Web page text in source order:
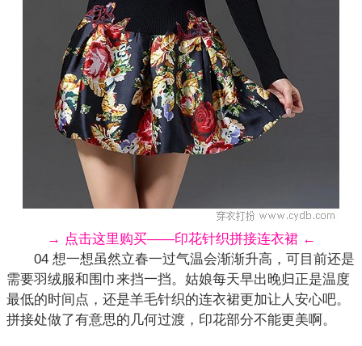
→ 点击这里购买——印花针织拼接连衣裙 ←
04 想一想虽然立春一过气温会渐渐升高，可目前还是
需要羽绒服和围巾来挡一挡。姑娘每天早出晚归正是温度
最低的时间点，还是羊毛针织的连衣裙更加让人安心吧。
拼接处做了有意思的几何过渡， 印花部分不能更美啊。